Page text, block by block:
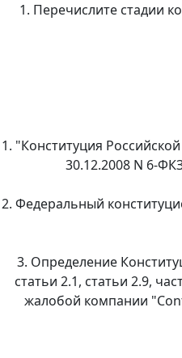
1. Перечислите стадии
1. "Конституция
30.12.2008 N 6-
2. Федеральный
3. Определение
статьи 2.1, статьи 2.9,
жалобой компании